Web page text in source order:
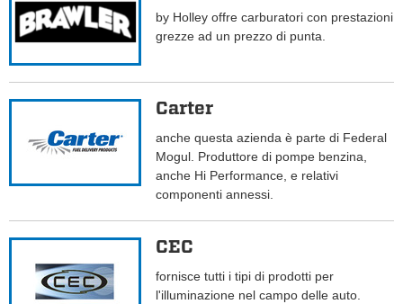
by Holley offre carburatori con prestazioni
grezze ad un prezzo di punta.
Carter
anche questa azienda è parte di Federal
Mogul. Produttore di pompe benzina,
anche Hi Performance, e relativi
componenti annessi.
CEC
fornisce tutti i tipi di prodotti per
l'illuminazione nel campo delle auto.